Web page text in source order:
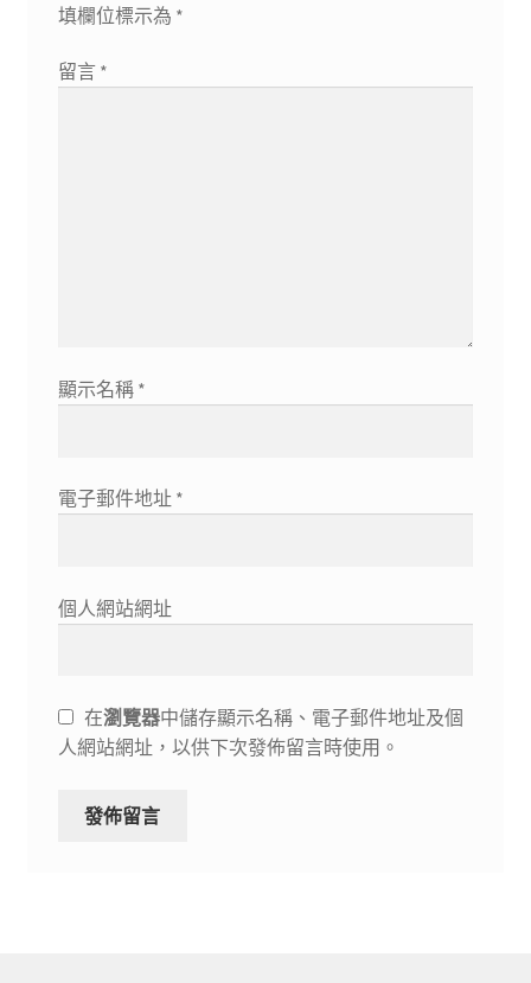
填欄位標示為 *
留言 *
顯示名稱 *
電子郵件地址 *
個人網站網址
在瀏覽器中儲存顯示名稱、電子郵件地址及個
人網站網址，以供下次發佈留言時使用。